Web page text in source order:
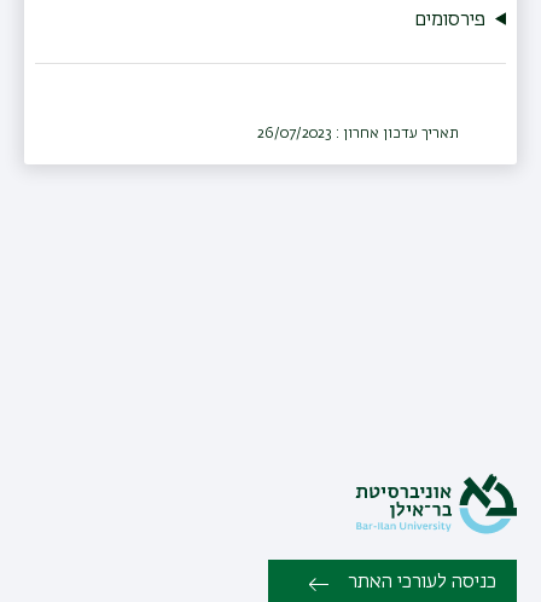
פירסומים
תאריך עדכון אחרון : 26/07/2023
כניסה לעורכי האתר